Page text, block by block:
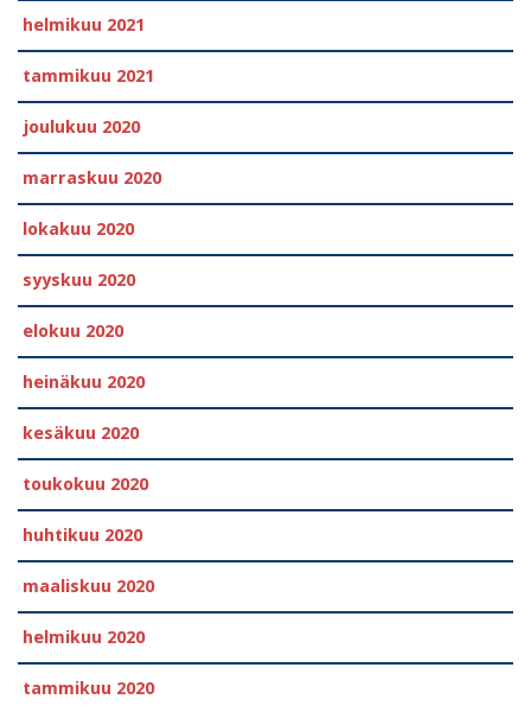
helmikuu 2021
tammikuu 2021
joulukuu 2020
marraskuu 2020
lokakuu 2020
syyskuu 2020
elokuu 2020
heinäkuu 2020
kesäkuu 2020
toukokuu 2020
huhtikuu 2020
maaliskuu 2020
helmikuu 2020
tammikuu 2020